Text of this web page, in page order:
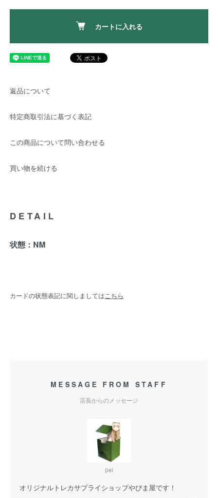
カートに入れる
返品について
特定商取引法に基づく表記
この商品について問い合わせる
買い物を続ける
DETAIL
状態：NM
カードの状態表記に関しましてはこちら
MESSAGE FROM STAFF
店長からのメッセージ
pei
オリジナルトレカサプライショップやびま屋です！